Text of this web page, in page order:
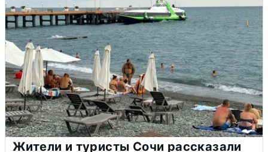
Жители и туристы Сочи рассказали